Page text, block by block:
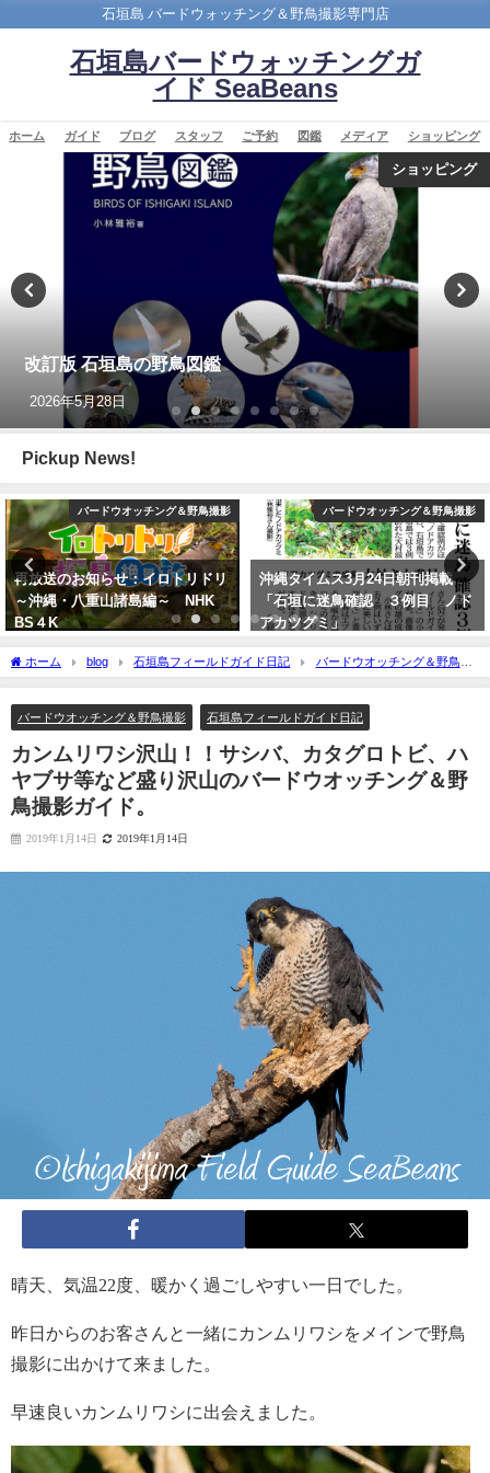
石垣島 バードウォッチング＆野鳥撮影専門店
石垣島バードウォッチングガ
イド SeaBeans
ホーム ガイド ブログ スタッフ ご予約 図鑑 メディア ショッピング
バードウオッチング＆野鳥撮影
沖縄タイムス3月24日朝刊掲載「石垣に迷鳥確認 ３例
目 ノドアカツグミ」
2026年3月25日
Pickup News!
バードウオッチング＆野鳥撮影
沖縄タイムス3月24日朝刊掲載
「石垣に迷鳥確認 ３例目 ノド
アカツグミ」
カンムリワシ
BIRDER 2025年1月号 勇猛・勇
壮 日本のワシ「表紙、カンムリワ
シの記事を担当しました。」
ホーム blog 石垣島フィールドガイド日記
バードウオッチング＆野鳥撮
影
カンムリワシ沢山！！サシバ、カタグロトビ、ハヤブサ等など盛り沢山のバー
バードウオッチング＆野鳥撮影
石垣島フィールドガイド日記
カンムリワシ沢山！！サシバ、カタグロトビ、ハ
ヤブサ等など盛り沢山のバードウオッチング＆野
鳥撮影ガイド。
2019年1月14日 2019年1月14日
晴天、気温22度、暖かく過ごしやすい一日でした。
昨日からのお客さんと一緒にカンムリワシをメインで野鳥
撮影に出かけて来ました。
早速良いカンムリワシに出会えました。